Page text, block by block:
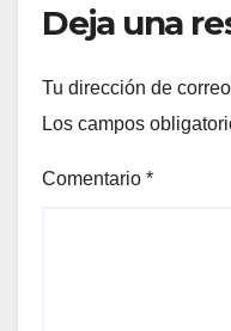
Deja una
Tu dirección de
Los campos
Comentario *